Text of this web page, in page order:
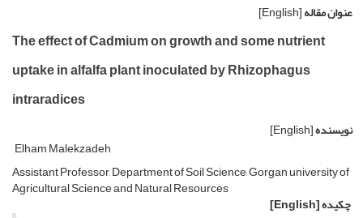
عنوان مقاله[English]
The effect of Cadmium on growth and some nutrient
uptake in alfalfa plant inoculated by Rhizophagus
intraradices
نویسنده[English]
Elham Malekzadeh
Assistant Professor, Department of Soil Science, Gorgan university of
Agricultural Science and Natural Resources
چکیده[English]